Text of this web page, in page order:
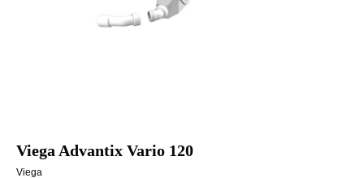
Viega Advantix Vario 120
Viega